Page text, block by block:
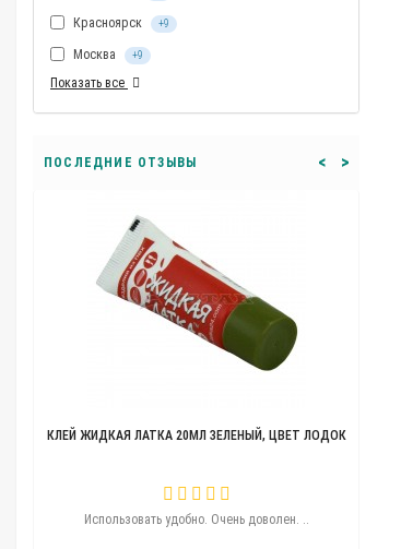
Красноярск +9
Москва +9
Показать все
ПОСЛЕДНИЕ ОТЗЫВЫ
КЛЕЙ ЖИДКАЯ ЛАТКА 20МЛ ЗЕЛЕНЫЙ, ЦВЕТ ЛОДОК
Использовать удобно. Очень доволен. ..
< >